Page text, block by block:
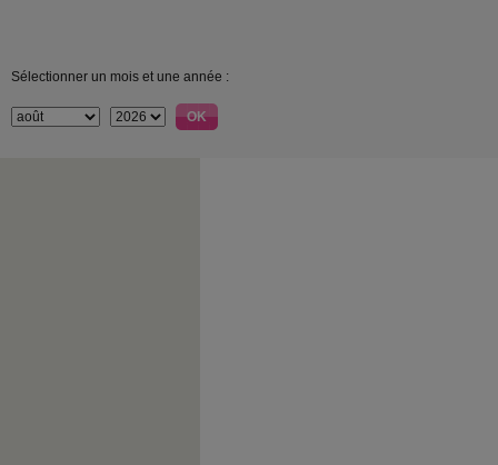
Sélectionner un mois et une année :